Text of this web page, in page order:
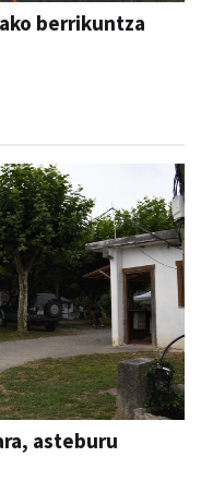
berrikuntza
asteburu